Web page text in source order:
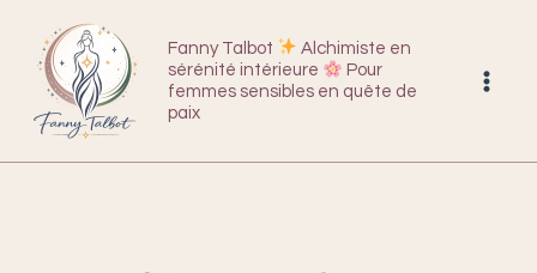
contenu
Fanny Talbot
Alchimiste en
sérénité intérieure
Pour
femmes sensibles en quête de
paix